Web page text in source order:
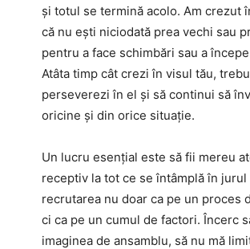
și totul se termină acolo. Am crezut
că nu ești niciodată prea vechi sau
pentru a face schimbări sau a
Atâta timp cât crezi în visul tău,
perseverezi în el și să continui să
oricine și din orice situație.
Un lucru esențial este să fii mereu
receptiv la tot ce se întâmplă în jurul
recrutarea nu doar ca pe un proces
ci ca pe un cumul de factori. Încerc
imaginea de ansamblu, să nu mă